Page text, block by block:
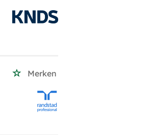
Merken